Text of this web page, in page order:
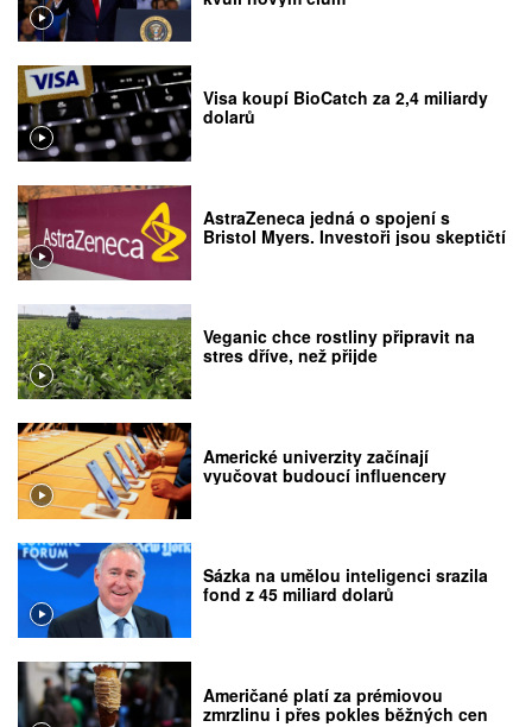
Visa koupí BioCatch za 2,4 miliardy
dolarů
AstraZeneca jedná o spojení s
Bristol Myers. Investoři jsou skeptičtí
Veganic chce rostliny připravit na
stres dříve, než přijde
Americké univerzity začínají
vyučovat budoucí influencery
Sázka na umělou inteligenci srazila
fond z 45 miliard dolarů
Američané platí za prémiovou
zmrzlinu i přes pokles běžných cen